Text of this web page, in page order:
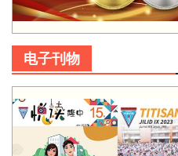
电子刊物